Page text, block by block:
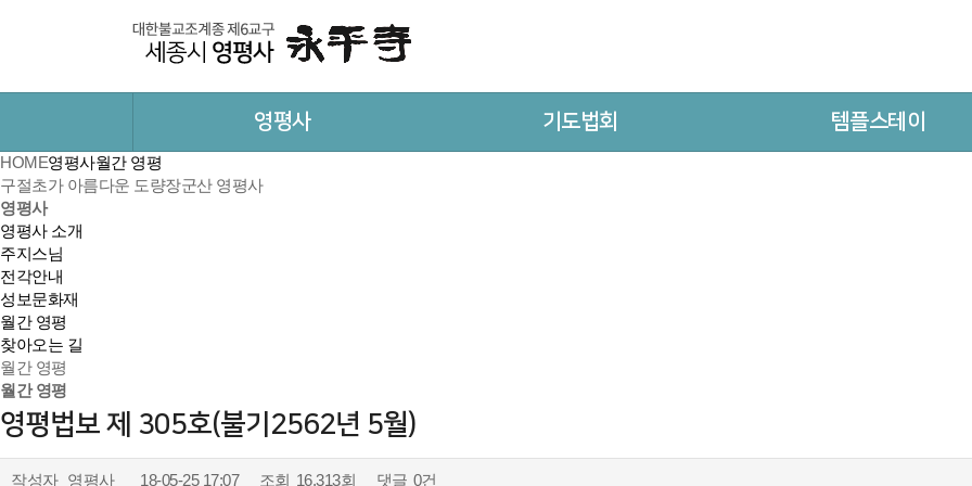
영평사 기도법회 템플스테이
HOME영평사월간 영평
구절초가 아름다운 도량장군산 영평사
영평사
영평사 소개
주지스님
전각안내
성보문화재
월간 영평
찾아오는 길
월간 영평
월간 영평
영평법보 제 305호(불기2562년 5월)
작성자 영평사 18-05-25 17:07 조회 16,313회 댓글 0건